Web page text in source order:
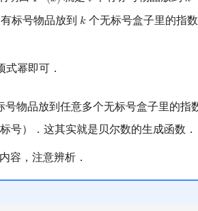
标号物品放到 𝑘
k 个无标号盒子里的指
式幂即可．
号物品放到任意多个无标号盒子里的指
号）．这其实就是贝尔数的生成函数．
容，注意辨析．